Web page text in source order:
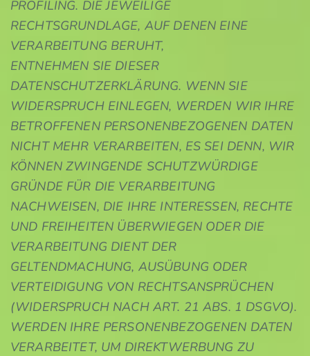
PROFILING. DIE JEWEILIGE
RECHTSGRUNDLAGE, AUF DENEN EINE
VERARBEITUNG BERUHT,
ENTNEHMEN SIE DIESER
DATENSCHUTZERKLÄRUNG. WENN SIE
WIDERSPRUCH EINLEGEN, WERDEN WIR IHRE
BETROFFENEN PERSONENBEZOGENEN DATEN
NICHT MEHR VERARBEITEN, ES SEI DENN, WIR
KÖNNEN ZWINGENDE SCHUTZWÜRDIGE
GRÜNDE FÜR DIE VERARBEITUNG
NACHWEISEN, DIE IHRE INTERESSEN, RECHTE
UND FREIHEITEN ÜBERWIEGEN ODER DIE
VERARBEITUNG DIENT DER
GELTENDMACHUNG, AUSÜBUNG ODER
VERTEIDIGUNG VON RECHTSANSPRÜCHEN
(WIDERSPRUCH NACH ART. 21 ABS. 1 DSGVO).
WERDEN IHRE PERSONENBEZOGENEN DATEN
VERARBEITET, UM DIREKTWERBUNG ZU